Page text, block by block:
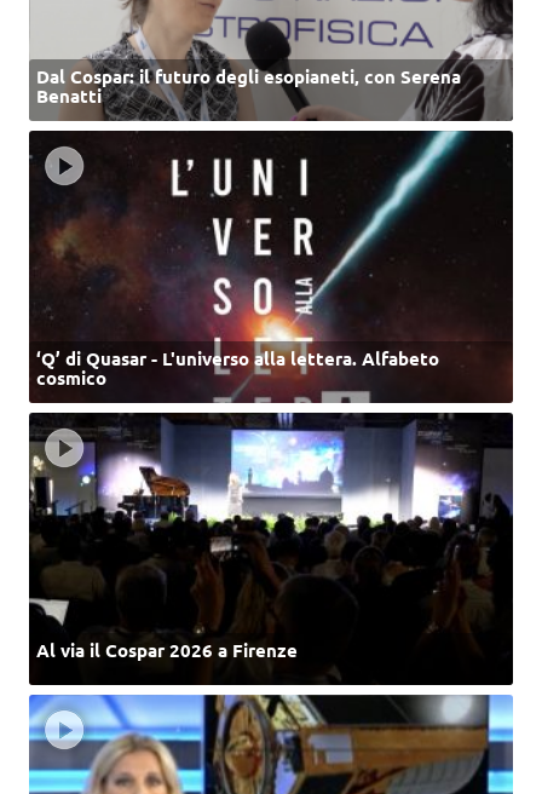
Dal Cospar: il futuro degli esopianeti, con Serena
Benatti
‘Q’ di Quasar - L'universo alla lettera. Alfabeto
cosmico
Al via il Cospar 2026 a Firenze